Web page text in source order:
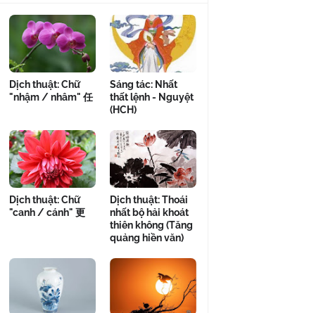
Dịch thuật: Chữ
"nhậm / nhâm" 任
Sáng tác: Nhất
thất lệnh - Nguyệt
(HCH)
Dịch thuật: Chữ
"canh / cánh" 更
Dịch thuật: Thoái
nhất bộ hải khoát
thiên không (Tăng
quảng hiền văn)